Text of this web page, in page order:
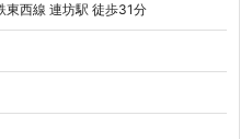
東西線 連坊駅 徒歩31分